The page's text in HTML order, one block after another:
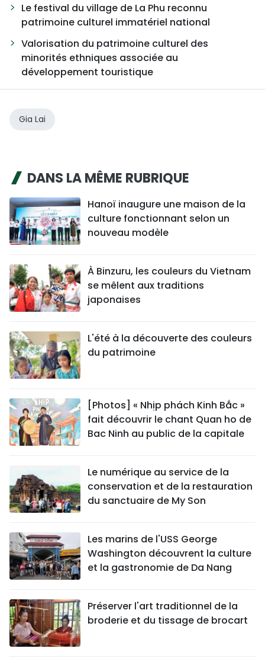
Le festival du village de La Phu reconnu
patrimoine culturel immatériel national
Valorisation du patrimoine culturel des
minorités ethniques associée au
développement touristique
Gia Lai
DANS LA MÊME RUBRIQUE
Hanoï inaugure une maison de la
culture fonctionnant selon un
nouveau modèle
À Binzuru, les couleurs du Vietnam
se mêlent aux traditions
japonaises
L'été à la découverte des couleurs
du patrimoine
[Photos] « Nhịp phách Kinh Bắc »
fait découvrir le chant Quan ho de
Bac Ninh au public de la capitale
Le numérique au service de la
conservation et de la restauration
du sanctuaire de My Son
Les marins de l'USS George
Washington découvrent la culture
et la gastronomie de Da Nang
Préserver l'art traditionnel de la
broderie et du tissage de brocart